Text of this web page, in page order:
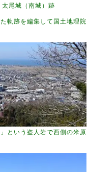
太尾城（南城）跡
軌跡を編集して国土地理院
という盗人岩で西側の米原